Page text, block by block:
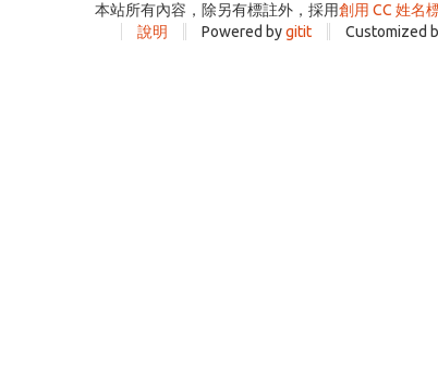
本站所有內容，除另有標註外，採用創用 CC 姓名
說明
Powered bygitit Customized